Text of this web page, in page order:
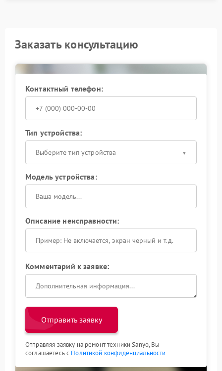
Заказать консультацию
Контактный телефон:
Тип устройства:
Выберите тип устройства
Модель устройства:
Описание неисправности:
Комментарий к заявке:
Отправить заявку
Отправляя заявку на ремонт техники Sanyo, Вы
соглашаетесь с Политикой конфиденциальности